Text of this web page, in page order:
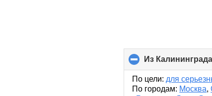
Из
По цели: для
По городам: Москва,